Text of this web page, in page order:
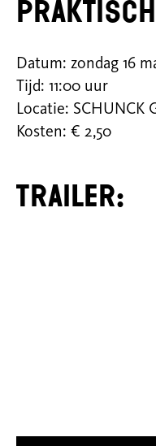
Datum: zondag 16
Tijd: 11:00 uur
Locatie: SCHUNCK
Kosten: € 2,50
Trailer: